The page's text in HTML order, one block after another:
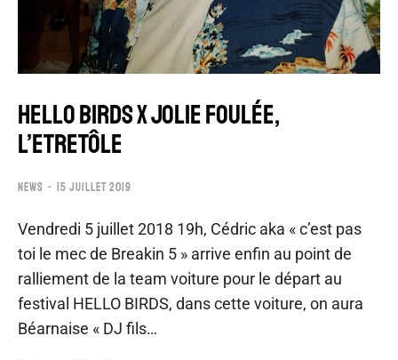
HELLO BIRDS x JOLIE FOULÉE,
L’ETRETÔLE
NEWS 15 JUILLET 2019
Vendredi 5 juillet 2018 19h, Cédric aka « c’est pas
toi le mec de Breakin 5 » arrive enfin au point de
ralliement de la team voiture pour le départ au
festival HELLO BIRDS, dans cette voiture, on aura
Béarnaise « DJ fils…